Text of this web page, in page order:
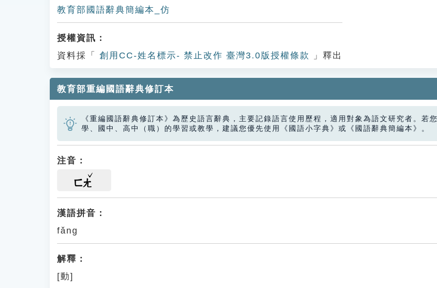
教育部國語辭典簡編本_仿
授權資訊：
資料採「
創用CC-姓名標示- 禁止改作 臺灣3.0版授權條款 」釋出
教育部重編國語辭典修訂本
《重編國語辭典修訂本》為歷史語言辭典，主要記錄語言使用歷程，適用對象為語文研究者。若
學、國中、高中（職）的學習或教學，建議您優先使用《國語小字典》或《國語辭典簡編本》。
注音：
ㄈㄤ
漢語拼音：
fǎng
解釋：
[動]